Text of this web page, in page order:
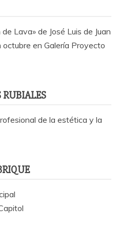
Lava» de José Luis de Juan
en Galería Proyecto
de la estética y la